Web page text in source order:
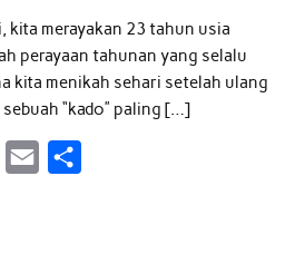
kita merayakan 23 tahun usia
perayaan tahunan yang selalu
kita menikah sehari setelah ulang
“kado” paling […]